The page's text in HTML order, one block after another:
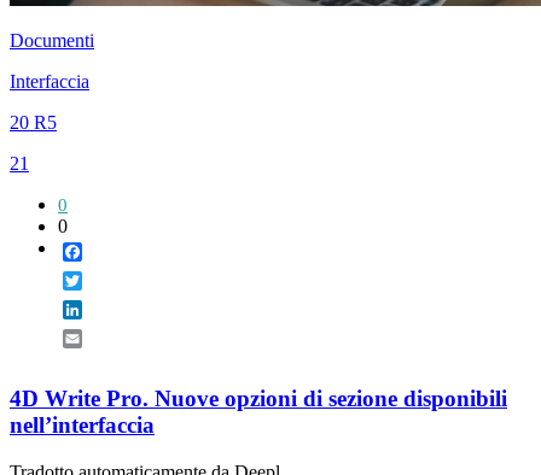
Documenti
Interfaccia
20 R5
21
0
0
4D Write Pro. Nuove opzioni di sezione disponibili
nell’interfaccia